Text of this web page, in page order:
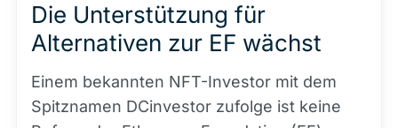
Die Unterstützung für
Alternativen zur EF wächst
Einem bekannten NFT-Investor mit dem
Spitznamen DCinvestor zufolge ist keine